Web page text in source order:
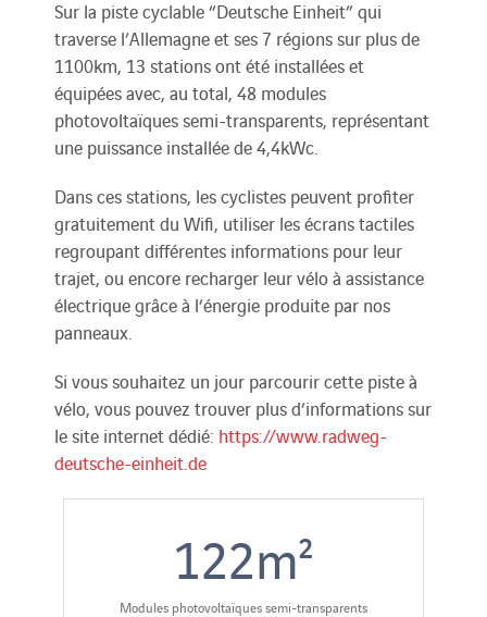
Sur la piste cyclable “Deutsche Einheit” qui
traverse l’Allemagne et ses 7 régions sur plus de
1100km, 13 stations ont été installées et
équipées avec, au total, 48 modules
photovoltaïques semi-transparents, représentant
une puissance installée de 4,4kWc.
Dans ces stations, les cyclistes peuvent profiter
gratuitement du Wifi, utiliser les écrans tactiles
regroupant différentes informations pour leur
trajet, ou encore recharger leur vélo à assistance
électrique grâce à l’énergie produite par nos
panneaux.
Si vous souhaitez un jour parcourir cette piste à
vélo, vous pouvez trouver plus d’informations sur
le site internet dédié: https://www.radweg-
deutsche-einheit.de
122m²
Modules photovoltaïques semi-transparents